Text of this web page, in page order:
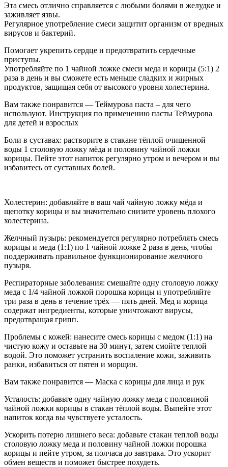
Эта смесь отлично справляется с любыми болями в желудке и
заживляет язвы.
Регулярное употребление смеси защитит организм от вредных
вирусов и бактерий.
Помогает укрепить сердце и предотвратить сердечные
приступы.
Употребляйте по 1 чайной ложке смеси меда и корицы (5:1) 2
раза в день и вы сможете есть меньше сладких и жирных
продуктов, защищая себя от высокого уровня холестерина.
Вам также понравится — Теймурова паста – для чего
используют. Инструкция по применению пасты Теймурова
для детей и взрослых
Боли в суставах: растворите в стакане тёплой очищенной
воды 1 столовую ложку мёда и половину чайной ложки
корицы. Пейте этот напиток регулярно утром и вечером и вы
избавитесь от суставных болей.
Холестерин: добавляйте в ваш чай чайную ложку мёда и
щепотку корицы и вы значительно снизите уровень плохого
холестерина.
Желчный пузырь: рекомендуется регулярно потреблять смесь
корицы и меда (1:1) по 1 чайной ложке 2 раза в день, чтобы
поддерживать правильное функционирование желчного
пузыря.
Респираторные заболевания: смешайте одну столовую ложку
меда с 1/4 чайной ложкой порошка корицы и употребляйте
три раза в день в течение трёх — пять дней. Мед и корица
содержат ингредиенты, которые уничтожают вирусы,
предотвращая грипп.
Проблемы с кожей: нанесите смесь корицы с медом (1:1) на
чистую кожу и оставьте на 30 минут, затем смойте теплой
водой. Это поможет устранить воспаление кожи, заживить
ранки, избавиться от пятен и морщин.
Вам также понравится — Маска с корицы для лица и рук
Усталость: добавьте одну чайную ложку меда с половиной
чайной ложки корицы в стакан тёплой воды. Выпейте этот
напиток когда вы чувствуете усталость.
Ускорить потерю лишнего веса: добавьте стакан теплой воды
столовую ложку меда и половину чайной ложки порошка
корицы и пейте утром, за полчаса до завтрака. Это ускорит
обмен веществ и поможет быстрее похудеть.